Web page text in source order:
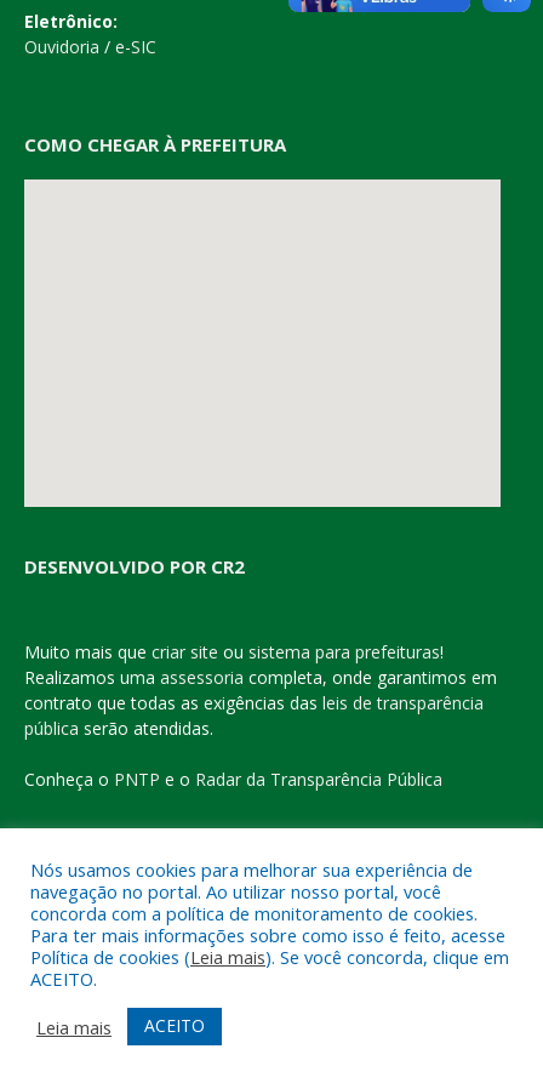
Eletrônico:
Ouvidoria / e-SIC
COMO CHEGAR À PREFEITURA
DESENVOLVIDO POR CR2
Muito mais que criar site ou sistema para prefeituras!
Realizamos uma assessoria completa, onde garantimos em
contrato que todas as exigências das leis de transparência
pública serão atendidas.
Conheça o PNTP e o Radar da Transparência Pública
Todos os direitos reservados a Prefeitura Municipal de Eldorado
do Carajás
Mapa do Site
Acessar o Webmail
Nós usamos cookies para melhorar sua experiência de
navegação no portal. Ao utilizar nosso portal, você
concorda com a política de monitoramento de cookies.
Para ter mais informações sobre como isso é feito, acesse
Política de cookies (Leia mais). Se você concorda, clique em
ACEITO.
Leia mais
ACEITO